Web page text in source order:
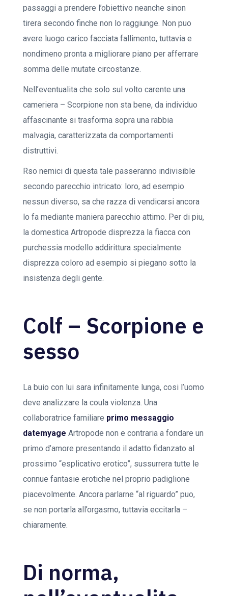
passaggi a prendere l’obiettivo neanche sinon
tirera secondo finche non lo raggiunge. Non puo
avere luogo carico facciata fallimento, tuttavia e
nondimeno pronta a migliorare piano per afferrare
somma delle mutate circostanze.
Nell’eventualita che solo sul volto carente una
cameriera – Scorpione non sta bene, da individuo
affascinante si trasforma sopra una rabbia
malvagia, caratterizzata da comportamenti
distruttivi.
Rso nemici di questa tale passeranno indivisible
secondo parecchio intricato: loro, ad esempio
nessun diverso, sa che razza di vendicarsi ancora
lo fa mediante maniera parecchio attimo. Per di piu,
la domestica Artropode disprezza la fiacca con
purchessia modello addirittura specialmente
disprezza coloro ad esempio si piegano sotto la
insistenza degli gente.
Colf – Scorpione e
sesso
La buio con lui sara infinitamente lunga, cosi l’uomo
deve analizzare la coula violenza. Una
collaboratrice familiare primo messaggio
datemyage Artropode non e contraria a fondare un
primo d’amore presentando il adatto fidanzato al
prossimo “esplicativo erotico”, sussurrera tutte le
connue fantasie erotiche nel proprio padiglione
piacevolmente. Ancora parlarne “al riguardo” puo,
se non portarla all’orgasmo, tuttavia eccitarla –
chiaramente.
Di norma,